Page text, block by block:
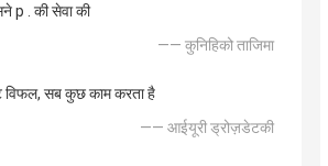
p . की सेवा की
—— कुनिहिको ताजिमा
सब कुछ काम करता है
—— आईयूरी ड्रोज़डेटकी